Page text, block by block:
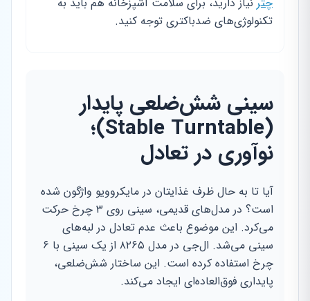
تکنولوژی‌های ضدباکتری توجه کنید.
سینی شش‌ضلعی پایدار
(Stable Turntable)؛
نوآوری در تعادل
آیا تا به حال ظرف غذایتان در مایکروویو واژگون شده
است؟ در مدل‌های قدیمی، سینی روی ۳ چرخ حرکت
می‌کرد. این موضوع باعث عدم تعادل در لبه‌های
سینی می‌شد. ال‌جی در مدل ۸۲۶۵ از یک سینی با ۶
چرخ استفاده کرده است. این ساختار شش‌ضلعی،
پایداری فوق‌العاده‌ای ایجاد می‌کند.